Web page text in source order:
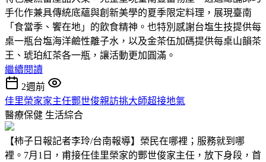
手化作兼具傳統底蘊與創新美學的夏季限定料理，展現臺南
「食當季、饗在地」的飲食精神。也特別感謝台塩生技提供每
桌一瓶台塩海洋鹼性離子水，以及金茶伍加碼提供每桌山韻茶
王、琥珀紅茶各一瓶，讓活動更加圓滿。
繼續閱讀
2週前
佳里榮家家主任酆世俊親訪挑大師超接地氣
醫療保健 生活綜合
【柿子日報記者李玲/台南報導】榮民在哪裡；服務就到哪
裡。7月1日，甫接任佳里榮家的酆世俊家主任，放下身段，首